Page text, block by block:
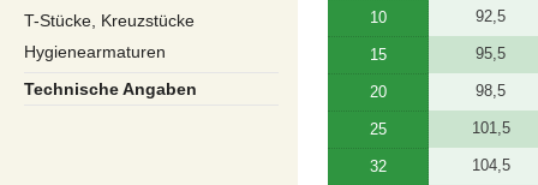
T-Stücke, Kreuzstücke
Hygienearmaturen
Technische Angaben
10 92,5
15 95,5
20 98,5
25 101,5
32 104,5